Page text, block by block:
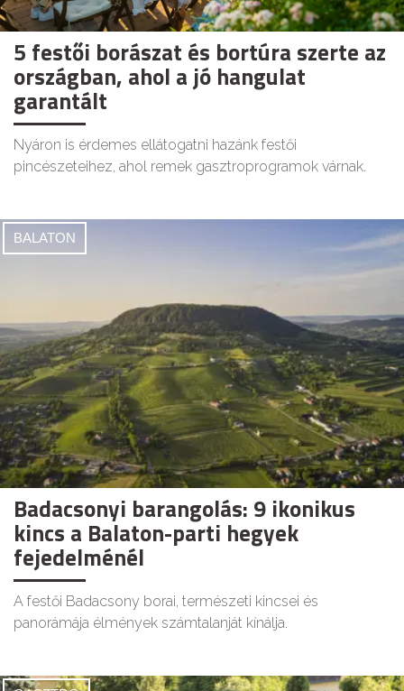
5 festői borászat és bortúra szerte az
országban, ahol a jó hangulat
garantált
Nyáron is érdemes ellátogatni hazánk festői
pincészeteihez, ahol remek gasztroprogramok várnak.
BALATON
Badacsonyi barangolás: 9 ikonikus
kincs a Balaton-parti hegyek
fejedelménél
A festői Badacsony borai, természeti kincsei és
panorámája élmények számtalanját kínálja.